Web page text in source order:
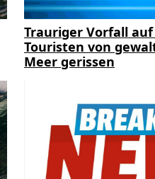
Trauriger Vorfall
Touristen von
Meer gerissen